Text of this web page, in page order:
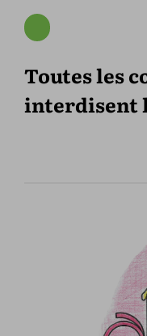
Toutes les
interdisent